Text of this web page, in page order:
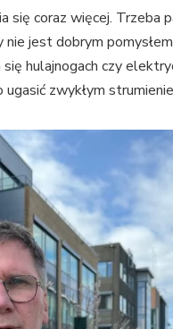
coraz więcej. Trzeba
jest dobrym
hulajnogach czy
ugasić zwykłym